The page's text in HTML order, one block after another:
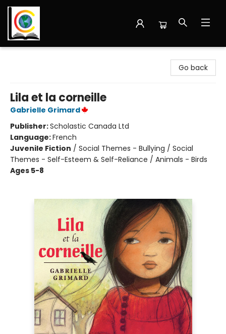
Go back
Lila et la corneille
Gabrielle Grimard
Publisher:Scholastic Canada Ltd
Language:French
Juvenile Fiction / Social Themes - Bullying / Social
Themes - Self-Esteem & Self-Reliance / Animals - Birds
Ages 5-8